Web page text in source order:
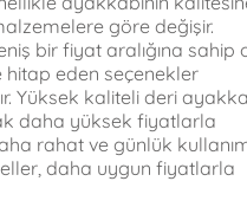
göre değişir.
bir fiyat aralığına sahip
hitap eden seçenekler
Yüksek kaliteli deri
daha yüksek fiyatlarla
rahat ve günlük
daha uygun fiyatlarla